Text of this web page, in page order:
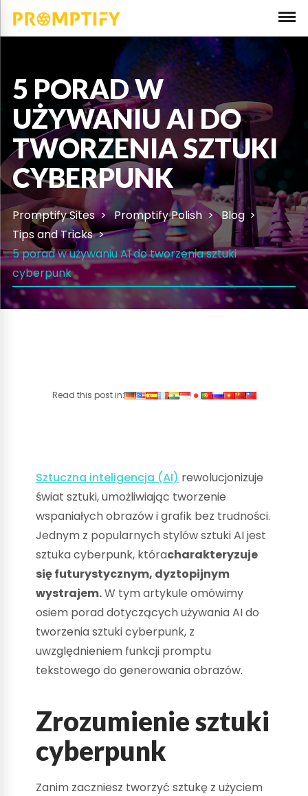
5 PORAD W
UŻYWANIU AI DO
TWORZENIA SZTUKI
CYBERPUNK
Promptify Sites Promptify Polish
Blog
Tips and Tricks
5 porad w używaniu AI do tworzenia sztuki
cyberpunk
Read this post in:
Sztuczna inteligencja (AI) rewolucjonizuje
świat sztuki, umożliwiając tworzenie
wspaniałych obrazów i grafik bez trudności.
Jednym z popularnych stylów sztuki AI jest
sztuka cyberpunk, któracharakteryzuje
się futurystycznym, dyztopijnym
wystrajem.W tym artykule omówimy
osiem porad dotyczących używania AI do
tworzenia sztuki cyberpunk, z
uwzględnieniem funkcji promptu
tekstowego do generowania obrazów.
Zrozumienie sztuki
cyberpunk
Zanim zaczniesz tworzyć sztukę z użyciem